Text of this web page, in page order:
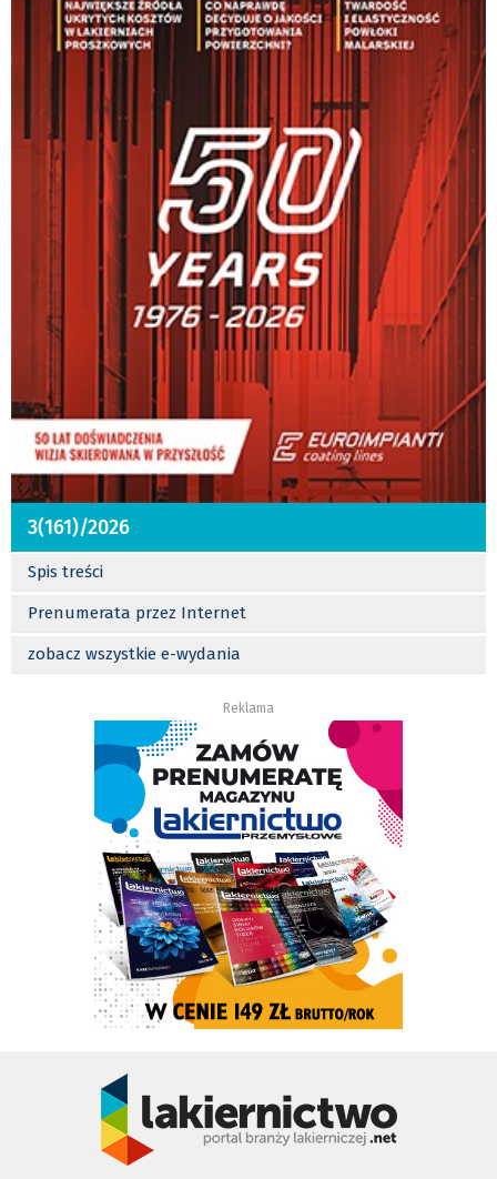
3(161)/2026
Spis treści
Prenumerata przez Internet
zobacz wszystkie e-wydania
Reklama